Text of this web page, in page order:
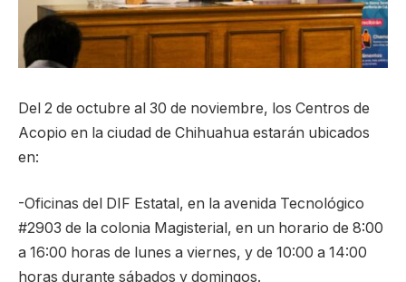
Del 2 de octubre al 30 de noviembre, los Centros de
Acopio en la ciudad de Chihuahua estarán ubicados
en:
-Oficinas del DIF Estatal, en la avenida Tecnológico
#2903 de la colonia Magisterial, en un horario de 8:00
a 16:00 horas de lunes a viernes, y de 10:00 a 14:00
horas durante sábados y domingos.